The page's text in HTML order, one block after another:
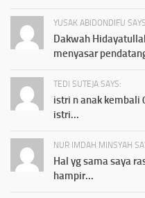
YUSAK ABIDONDIFU
Dakwah
menyasar
TEDI SUTEJA SAYS:
istri n anak kembali
istri...
NUR IMDAH MINSYAH
Hal yg sama saya
hampir...